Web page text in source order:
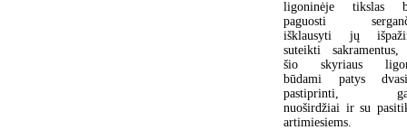
ligoninėje tikslas
paguosti
išklausyti jų
suteikti sakramentus,
šio skyriaus
būdami patys
pastiprinti,
nuoširdžiai ir su
artimiesiems.